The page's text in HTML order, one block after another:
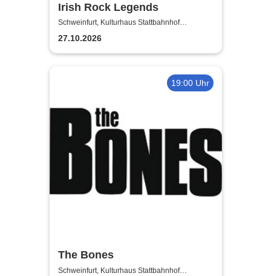
Irish Rock Legends
Schweinfurt, Kulturhaus Stattbahnhof
Schweinfurt
27.10.2026
19:00 Uhr
The Bones
Schweinfurt, Kulturhaus Stattbahnhof